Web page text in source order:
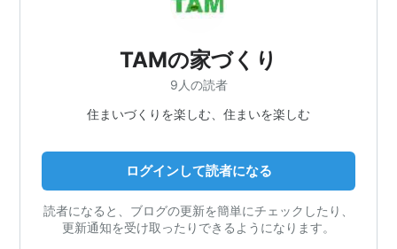
TAMの家づくり
9人の読者
住まいづくりを楽しむ、住まいを楽しむ
ログインして読者になる
読者になると、ブログの更新を簡単にチェックしたり、
更新通知を受け取ったりできるようになります。